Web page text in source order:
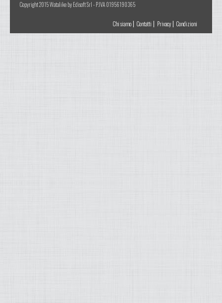
Copyright 2015 Watalike by Edisoft Srl - P.IVA 01956190365
Chi siamo | Contatti | Privacy | Condizioni